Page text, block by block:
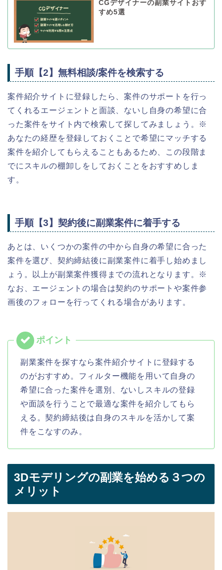
CGデザイナーの副業サイトおす
すめ5選
手順【2】無料相談/案件を検索する
案件紹介サイトに登録したら、案件のサポートを行っ
てくれるエージェントと面談、ないし自身の希望に合
った案件をサイト内で検索して探してみましょう。※
あなたの経歴を登録しておくことで希望にマッチする
案件を紹介してもらえることもあるため、この段階ま
でにスキルの棚卸しをしておくことをおすすめしま
す。
手順【3】契約後に副業案件に着手する
あとは、いくつかの案件の中から自身の希望に合った
案件を選び、契約締結後に副業案件に着手し始めまし
ょう。以上が副業案件獲得までの流れとなります。※
なお、エージェントの場合は契約のサポートや案件参
画後のフォローを行ってくれる場合があります。
副業案件を探すなら案件紹介サイトに登録する
のがおすすめ。フィルター機能を用いて自身の
希望に合った案件を選別、ないしスキルの登録
や面談を行うことで最適な案件を紹介してもら
える。契約締結後は自身のスキルを活かして案
件をこなすのみ。
3Dモデリングの副業を始める３つの
メリット